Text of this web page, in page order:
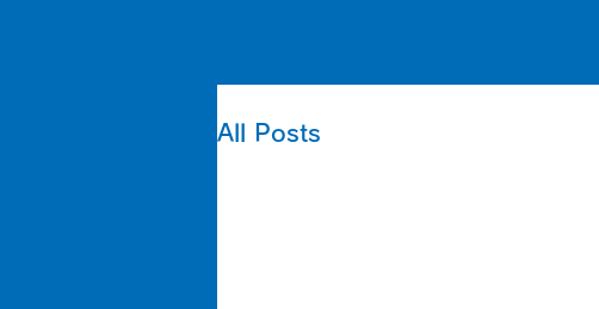
All Posts